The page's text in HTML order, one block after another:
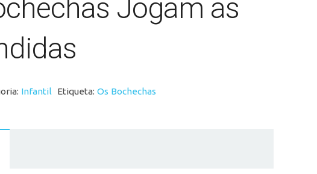
Jogam às
Infantil Etiqueta:Os Bochechas